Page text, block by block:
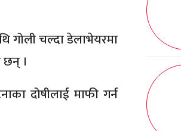
गोली चल्दा डेलाभेयरमा
।
दोषीलाई माफी गर्न